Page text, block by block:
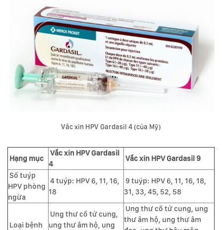
Vắc xin HPV Gardasil 4 (của Mỹ)
Hạng mục
Vắc xin HPV Gardasil
4
Vắc xin HPV Gardasil 9
Số tuýp
HPV phòng
ngừa
4 tuýp: HPV 6, 11, 16,
18
9 tuýp: HPV 6, 11, 16, 18,
31, 33, 45, 52, 58
Loại bệnh
Ung thư cổ tử cung,
ung thư âm hộ, ung
Ung thư cổ tử cung, ung
thư âm hộ, ung thư âm